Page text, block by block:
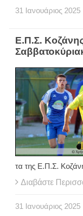
31 Ιανουάριος 2025
Ε.Π.Σ.
τα της Ε.Π.Σ.
Διαβάστε
31 Ιανουάριος 2025